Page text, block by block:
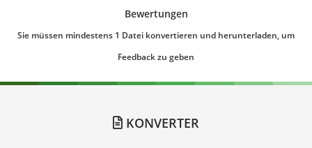
Bewertungen
Sie müssen mindestens 1 Datei konvertieren und herunterladen, um
Feedback zu geben
KONVERTER